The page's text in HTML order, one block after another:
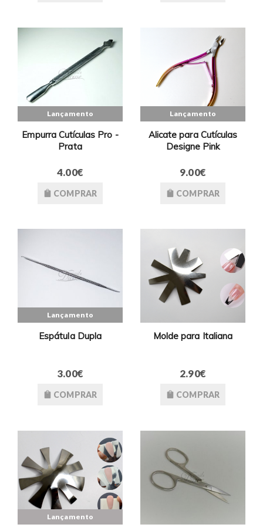
Lançamento
Empurra Cutículas Pro -
Prata
4.00€
COMPRAR
Lançamento
Alicate para Cutículas
Designe Pink
9.00€
COMPRAR
Lançamento
Espátula Dupla
3.00€
COMPRAR
Molde para Italiana
2.90€
COMPRAR
Lançamento